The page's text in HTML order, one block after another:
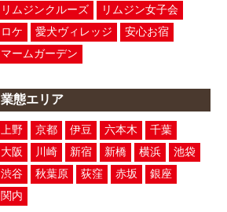
リムジンクルーズ
リムジン女子会
ロケ
愛犬ヴィレッジ
安心お宿
マームガーデン
業態エリア
上野 京都 伊豆 六本木
千葉
大阪
川崎 新宿 新橋 横浜
池袋
渋谷
秋葉原 荻窪 赤坂
銀座
関内